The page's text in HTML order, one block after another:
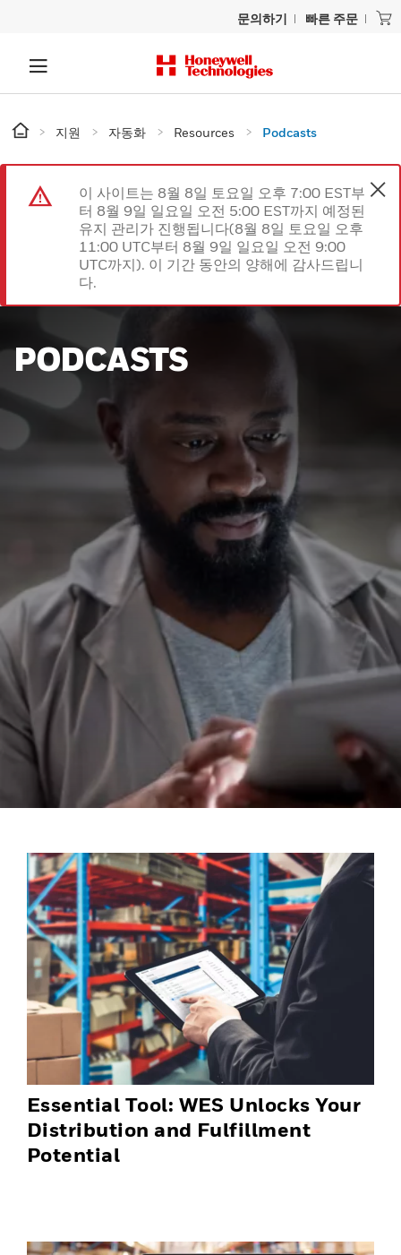
문의하기 빠른 주문
지원 자동화 Resources Podcasts
이 사이트는 8월 8일 토요일 오후 7:00 EST부
터 8월 9일 일요일 오전 5:00 EST까지 예정된
유지 관리가 진행됩니다(8월 8일 토요일 오후
11:00 UTC부터 8월 9일 일요일 오전 9:00
UTC까지). 이 기간 동안의 양해에 감사드립니
다.
PODCASTS
Essential Tool: WES Unlocks Your
Distribution and Fulfillment
Potential